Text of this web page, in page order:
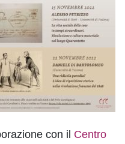
con il Centro